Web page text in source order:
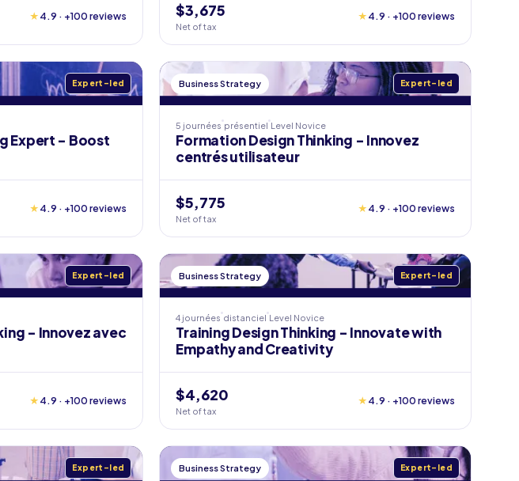
★ 4.9 · +100 reviews $3,675
Net of tax
★ 4.9 · +100 reviews
Expert-led
Expert - Boost
★ 4.9 · +100 reviews
Business Strategy Expert-led
5 journées présentiel Level Novice
Formation Design Thinking - Innovez
centrés utilisateur
$5,775
Net of tax
★ 4.9 · +100 reviews
Expert-led
- Innovez avec
★ 4.9 · +100 reviews
Business Strategy Expert-led
4 journées distanciel Level Novice
Training Design Thinking - Innovate with
Empathy and Creativity
$4,620
Net of tax
★ 4.9 · +100 reviews
Expert-led Business Strategy Expert-led